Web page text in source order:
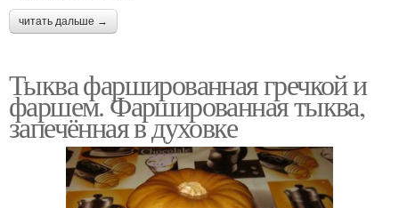
читать дальше →
Тыква фаршированная гречкой и
фаршем. Фаршированная тыква,
запечённая в духовке